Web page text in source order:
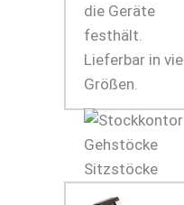
die Geräte
festhält.
Lieferbar in
Größen.